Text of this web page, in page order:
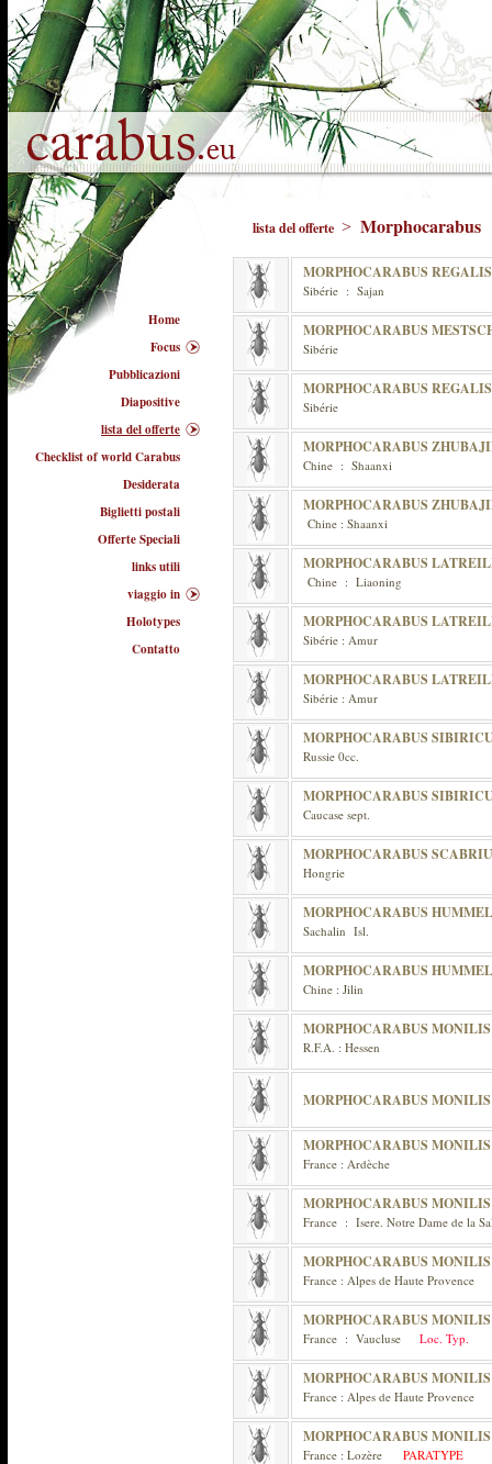
Home
Focus
Pubblicazioni
Diapositive
lista del offerte
Checklist of world Carabus
Desiderata
Biglietti postali
Offerte Speciali
links utili
viaggio in
Holotypes
Contatto
lista del offerte > Morphocarabus
MORPHOCARABUS REGALIS
Sibérie : Sajan
MORPHOCARABUS
Sibérie
MORPHOCARABUS
Sibérie
MORPHOCARABUS
Chine : Shaanxi
MORPHOCARABUS
Chine : Shaanxi
MORPHOCARABUS
Chine : Liaoning
MORPHOCARABUS
Sibérie : Amur
MORPHOCARABUS
Sibérie : Amur
MORPHOCARABUS
Russie 0cc.
MORPHOCARABUS
Caucase sept.
MORPHOCARABUS
Hongrie
MORPHOCARABUS
Sachalin Isl.
MORPHOCARABUS
Chine : Jilin
MORPHOCARABUS MONILIS
R.F.A. : Hessen
MORPHOCARABUS
MORPHOCARABUS
France : Ardèche
MORPHOCARABUS
France : Isere. Notre Dame de la
MORPHOCARABUS
France : Alpes de Haute Provence
MORPHOCARABUS
France : Vaucluse Loc. Typ.
MORPHOCARABUS
France : Alpes de Haute Provence
MORPHOCARABUS
France : Lozère PARATYPE